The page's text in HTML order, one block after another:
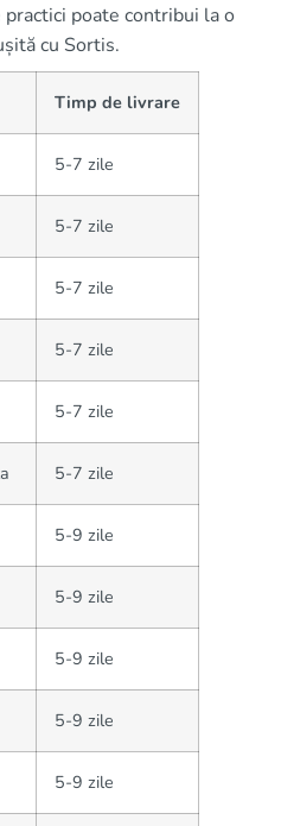
poate contribui la o
cu Sortis.
Timp de livrare
5-7 zile
5-7 zile
5-7 zile
5-7 zile
5-7 zile
5-7 zile
5-9 zile
5-9 zile
5-9 zile
5-9 zile
5-9 zile